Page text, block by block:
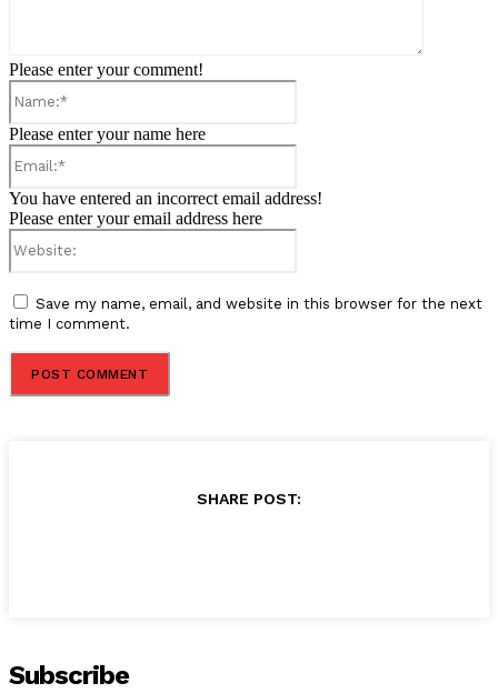
Please enter your comment!
Please enter your name here
You have entered an incorrect email address!
Please enter your email address here
Save my name, email, and website in this browser for the next
time I comment.
SHARE POST:
Subscribe